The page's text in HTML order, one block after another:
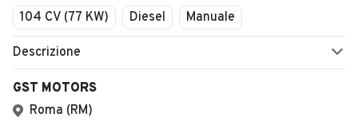
104 CV (77 KW)
Diesel Manuale
Descrizione
GST MOTORS
Roma (RM)